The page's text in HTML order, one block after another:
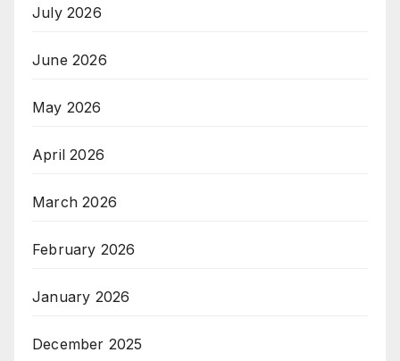
July 2026
June 2026
May 2026
April 2026
March 2026
February 2026
January 2026
December 2025